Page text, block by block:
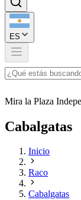
ES
Mira la Plaza
Cabalgatas
Inicio
Raco
Cabalgatas